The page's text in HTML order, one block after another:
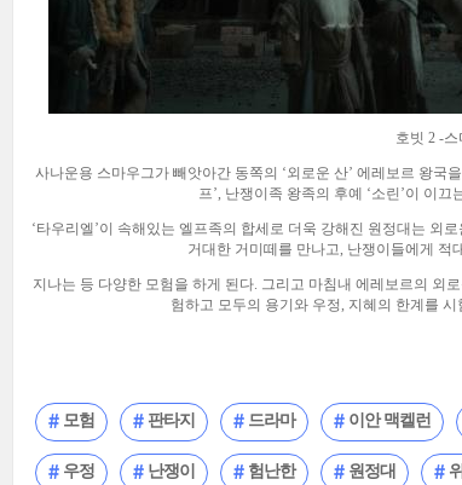
호빗 2 -
사나운용 스마우그가 빼앗아간 동쪽의 ‘외로운 산’ 에레보르 왕국
프’, 난쟁이족 왕족의 후예 ‘소린’이 이끄
‘타우리엘’이 속해있는 엘프족의 합세로 더욱 강해진 원정대는 외
거대한 거미떼를 만나고, 난쟁이들에게 적
지나는 등 다양한 모험을 하게 된다. 그리고 마침내 에레보르의 외
험하고 모두의 용기와 우정, 지혜의 한계를
모험 판타지 드라마 이안 맥켈런
우정 난쟁이 험난한 원정대